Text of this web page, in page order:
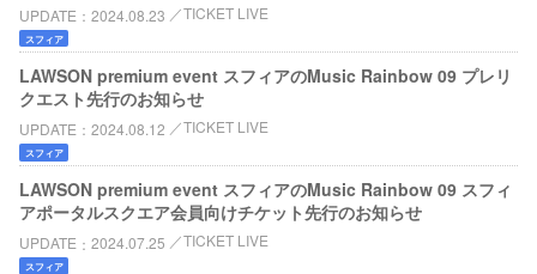
UPDATE 2024.08.23 TICKET LIVE
スフィア
LAWSON premium event スフィアのMusic Rainbow 09 プレリ
クエスト先行のお知らせ
UPDATE 2024.08.12 TICKET LIVE
スフィア
LAWSON premium event スフィアのMusic Rainbow 09 スフィ
アポータルスクエア会員向けチケット先行のお知らせ
UPDATE 2024.07.25 TICKET LIVE
スフィア